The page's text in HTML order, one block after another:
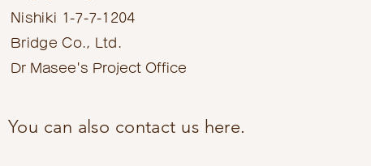
Nishiki 1-7-7-1204
Bridge Co., Ltd.
Dr Masee's Project Office
You can also contact us here.